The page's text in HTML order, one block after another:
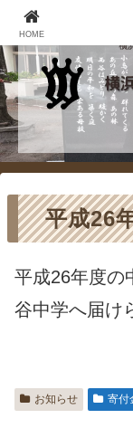
平成26
平成26年度の
谷中学へ届け
お知らせ 寄付
HOME